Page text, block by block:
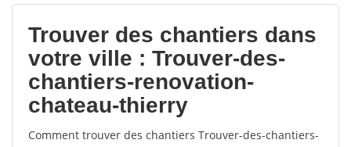
votes
Trouver des chantiers dans
votre ville : Trouver-des-
chantiers-renovation-
chateau-thierry
Comment trouver des chantiers Trouver-des-chantiers-